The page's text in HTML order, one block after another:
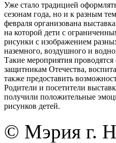
Уже стало традицией
сезонам года, но и к разным
февраля организована
на которой дети с
рисунки с изображением
наземного, воздушного и
Такие мероприятия
защитникам Отечества,
также предоставить
Родители и посетители
получили положительные
рисунков детей.
© Мэрия г.